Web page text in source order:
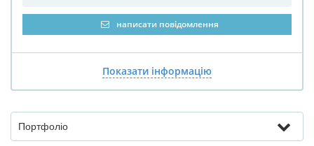
написати повідомлення
Показати інформацію
Портфоліо